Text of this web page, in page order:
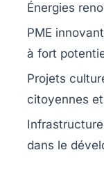
Énergies
PME
à fort
Projets
citoyennes
dans le